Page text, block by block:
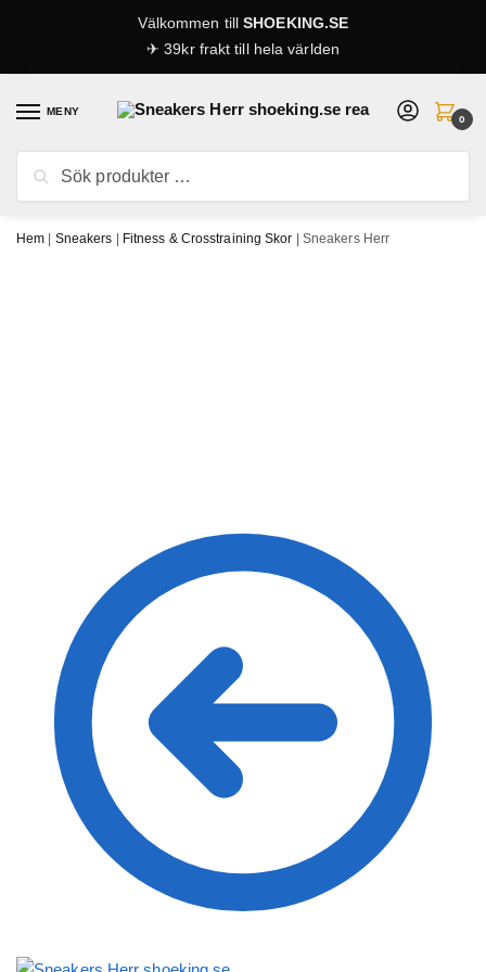
Välkommen tillSHOEKING.SE
✈ 39kr frakt till hela världen
MENY
efter:
Sök
0
Hem | Sneakers | Fitness & Crosstraining Skor | Sneakers Herr